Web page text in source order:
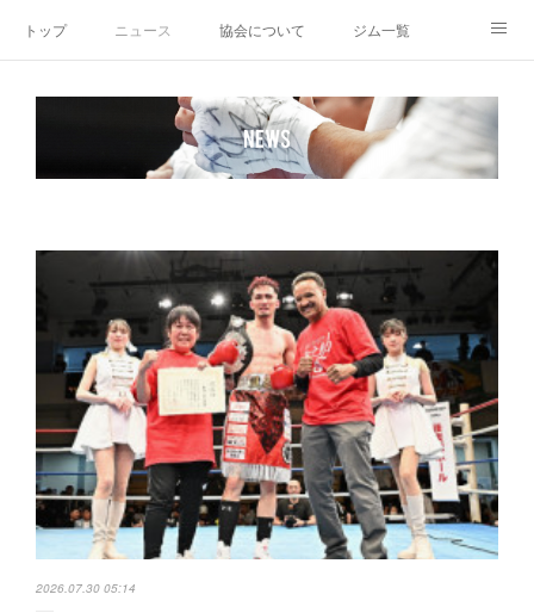
トップ ニュース 協会について ジム一覧
2026.07.30 05:14